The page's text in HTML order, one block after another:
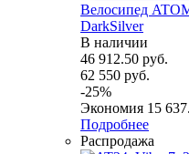
Велосипед
DarkSilver
В наличии
46 912.50 руб.
62 550 руб.
-25%
Экономия 15
Подробнее
Распродажа